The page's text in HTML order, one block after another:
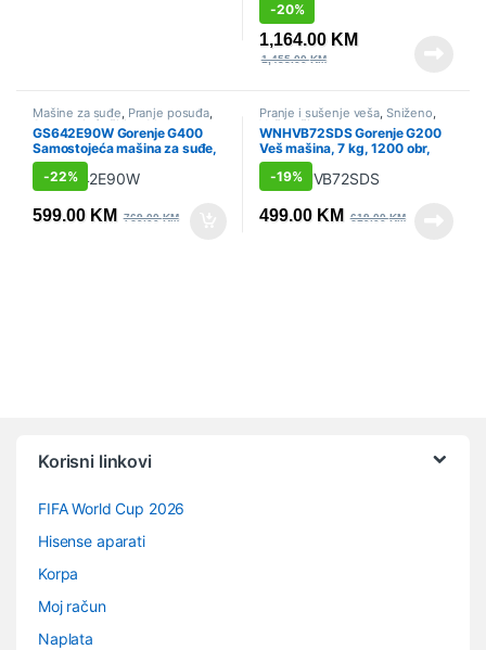
-20%
1,164.00 KM
1,455.00KM
Mašine za suđe, Pranje posuđa,
Samostojeće širine 60cm
Sniženo
GS642E90W Gorenje G400
Samostojeća mašina za suđe,
60 cm
-22%
599.00 KM 769.00KM
Pranje i sušenje veša, Sniženo,
Veš mašine
WNHVB72SDS Gorenje G200
Veš mašina, 7 kg, 1200 obr,
Gorenje
-19%
499.00 KM 619.00KM
Korisni linkovi
FIFA World Cup 2026
Hisense aparati
Korpa
Moj račun
Naplata